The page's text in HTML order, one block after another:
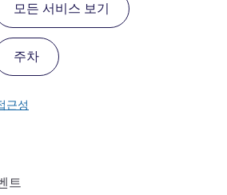
모든 서비스 보기
주차
근성
트